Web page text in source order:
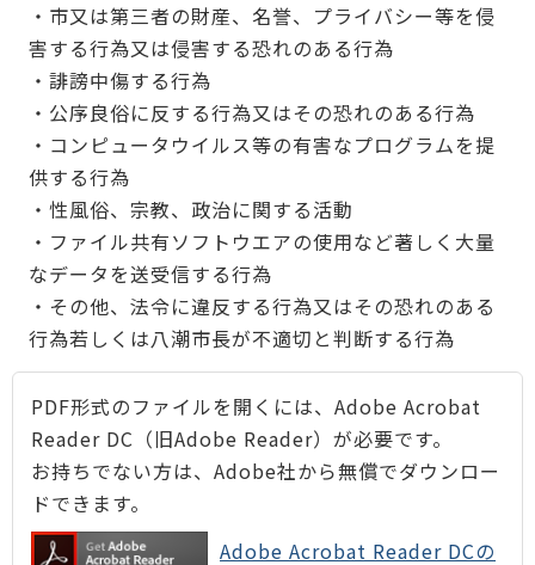
・市又は第三者の財産、名誉、プライバシー等を侵
害する行為又は侵害する恐れのある行為
・誹謗中傷する行為
・公序良俗に反する行為又はその恐れのある行為
・コンピュータウイルス等の有害なプログラムを提
供する行為
・性風俗、宗教、政治に関する活動
・ファイル共有ソフトウエアの使用など著しく大量
なデータを送受信する行為
・その他、法令に違反する行為又はその恐れのある
行為若しくは八潮市長が不適切と判断する行為
PDF形式のファイルを開くには、Adobe Acrobat
Reader DC（旧Adobe Reader）が必要です。
お持ちでない方は、Adobe社から無償でダウンロー
ドできます。
Adobe Acrobat Reader DCの